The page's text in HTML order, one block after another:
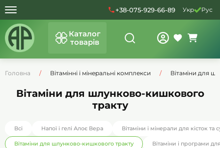
+38-075-929-66-89 Укр Рус
Каталог
товарів
Головна Вітамінні і мінеральні комплекси Вітаміни для
Вітаміни для шлунково-кишкового
тракту
Всі Напої і гелі Алоє Вера Вітаміни і мінерали для кісток та
Вітаміни для шлунково-кишкового тракту Вітаміни і програми